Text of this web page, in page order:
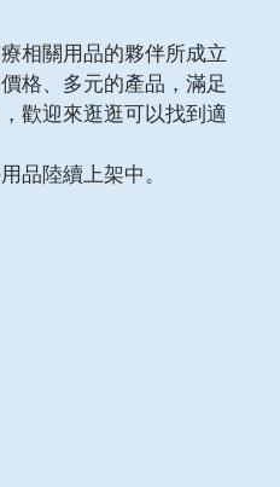
相關用品的夥伴所成立
格、多元的產品，滿足
歡迎來逛逛可以找到適
品陸續上架中。